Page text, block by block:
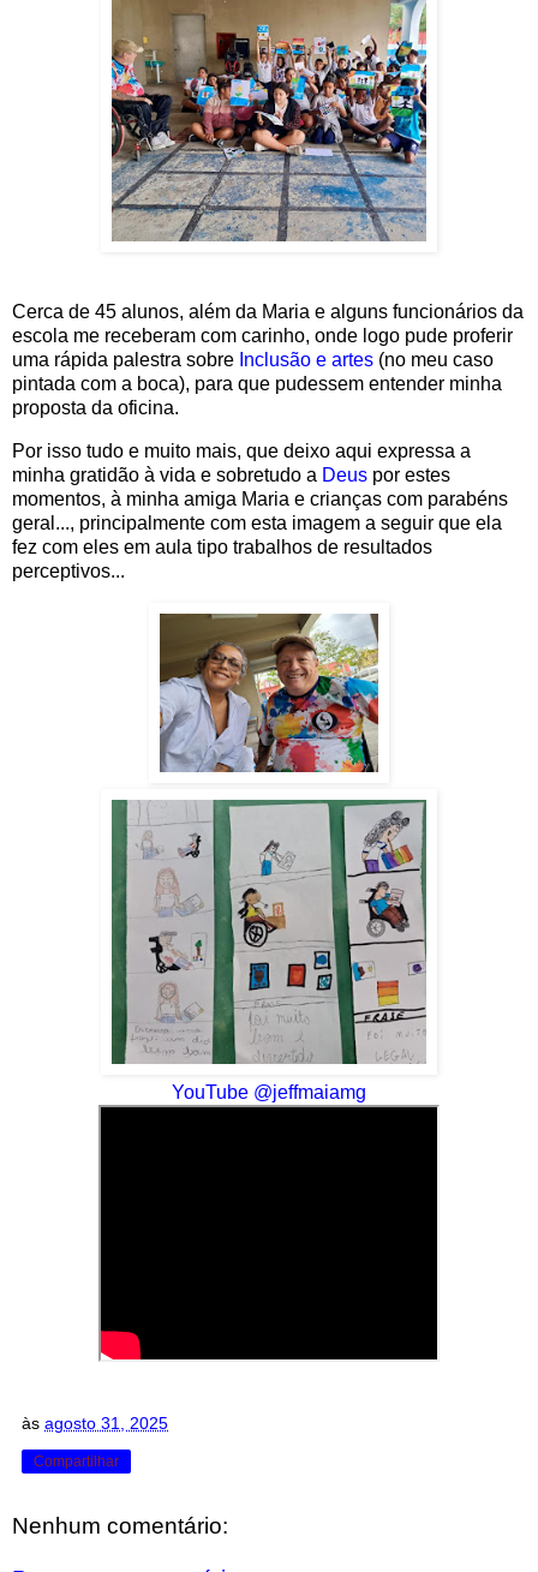
Cerca de 45 alunos, além da Maria e alguns funcionários da
escola me receberam com carinho, onde logo pude proferir
uma rápida palestra sobre Inclusão e artes (no meu caso
pintada com a boca), para que pudessem entender minha
proposta da oficina.
Por isso tudo e muito mais, que deixo aqui expressa a
minha gratidão à vida e sobretudo a Deus por estes
momentos, à minha amiga Maria e crianças com parabéns
geral..., principalmente com esta imagem a seguir que ela
fez com eles em aula tipo trabalhos de resultados
perceptivos...
YouTube @jeffmaiamg
às agosto 31, 2025
Compartilhar
Nenhum comentário: